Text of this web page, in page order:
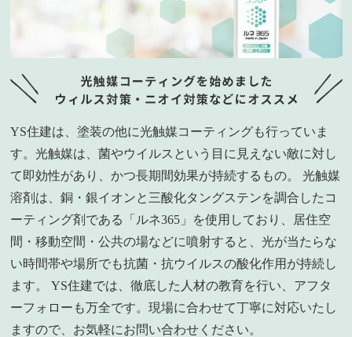
YS住建は、塗装の他に光触媒コーティングも行っていま
す。光触媒は、菌やウイルスという目に見えない敵に対し
て即効性があり、かつ長期間効果が持続するもの。 光触媒
溶剤は、銅・銀イオンと三酸化タングステンを調合したコ
ーティング剤である「ルネ365」を使用しており、居住空
間・移動空間・公共の場などに噴射すると、光が当たらな
い時間帯や場所でも抗菌・抗ウイルスの酸化作用が持続し
ます。 YS住建では、徹底した人材の教育を行い、アフタ
ーフォローも万全です。現場に合わせて丁寧に対応いたし
ますので、お気軽にお問い合わせください。